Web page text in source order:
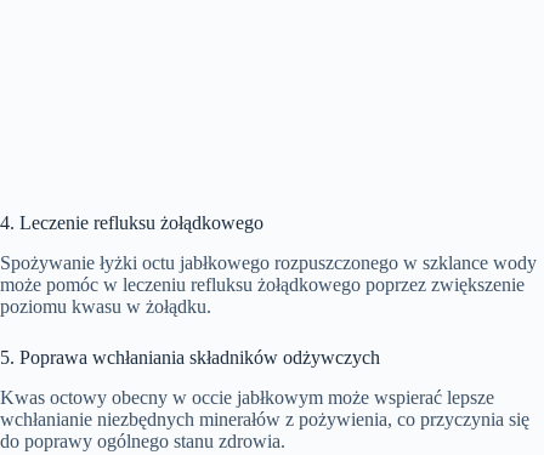
4. Leczenie refluksu żołądkowego
Spożywanie łyżki octu jabłkowego rozpuszczonego w szklance wody
może pomóc w leczeniu refluksu żołądkowego poprzez zwiększenie
poziomu kwasu w żołądku.
5. Poprawa wchłaniania składników odżywczych
Kwas octowy obecny w occie jabłkowym może wspierać lepsze
wchłanianie niezbędnych minerałów z pożywienia, co przyczynia się
do poprawy ogólnego stanu zdrowia.